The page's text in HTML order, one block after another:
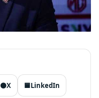
⚫X 🟦LinkedIn